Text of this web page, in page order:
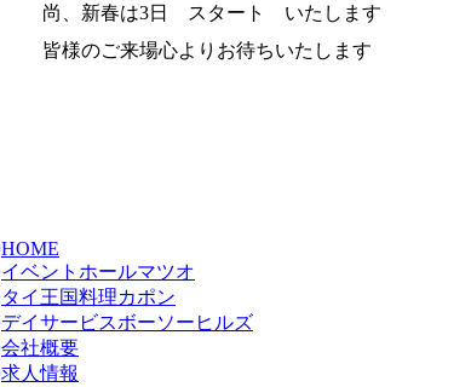
尚、新春は3日 スタート いたします
皆様のご来場心よりお待ちいたします
HOME
イベントホールマツオ
タイ王国料理カポン
デイサービスボーソーヒルズ
会社概要
求人情報